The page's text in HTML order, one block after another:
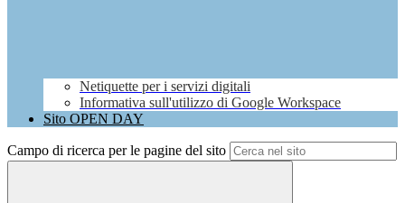
Netiquette per i servizi digitali
Informativa sull'utilizzo di Google Workspace
Sito OPEN DAY
Campo di ricerca per le pagine del sito